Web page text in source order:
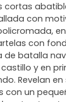
cortas
con
con
de batalla
y en
Revelan en
un